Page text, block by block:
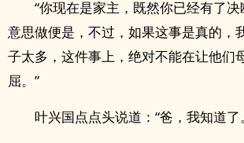
“你现在是家主，既然你已经有了
意思做便是，不过，如果这事是真的，
子太多，这件事上，绝对不能在让他们
屈。”
叶兴国点点头说道：“爸，我知道了